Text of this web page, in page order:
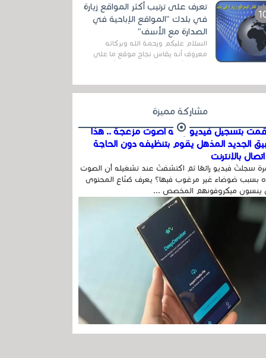
المج...
تعرف على ترتيب أكثر المواقع زيارة
في بلدك "المواقع الإباحية في
الصدارة مع الأسف"
السلام عليكم ورحمة الله وبركاته
معروف أنه يقاس نجاح موقع ما على
في...
مشاركة مميزة
بتسجيل فيديو وفيه أصوت مزعجة .. هذا
الجديد المذهل يقوم بتنظيفه دون الحاجة
بالإنترنت
سجلتَ فيديو رائعًا ثم اكتشفتَ عند تشغيله أن الصوت
بسبب ضوضاء غير مرغوب فيها؟ يعرف صُنّاع المحتوى
ينسون ميكروفونهم المخصص ...